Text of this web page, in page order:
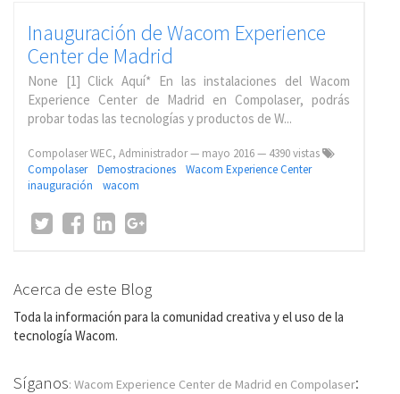
Inauguración de Wacom Experience
Center de Madrid
None [1] Click Aquí* En las instalaciones del Wacom
Experience Center de Madrid en Compolaser, podrás
probar todas las tecnologías y productos de W...
Compolaser WEC, Administrador— mayo 2016— 4390 vistas
Compolaser
Demostraciones
Wacom Experience Center
inauguración
wacom
Acerca de este Blog
Toda la información para la comunidad creativa y el uso de la
tecnología Wacom.
Síganos: Wacom Experience Center de Madrid en Compolaser: